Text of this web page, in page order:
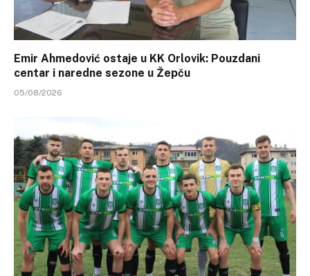
Emir Ahmedović ostaje u KK Orlovik: Pouzdani
centar i naredne sezone u Žepču
05/08/2026